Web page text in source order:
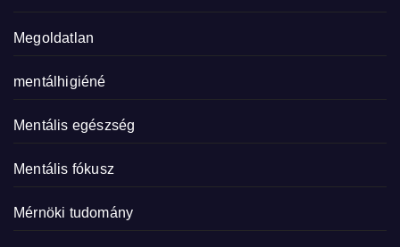
Megoldatlan
mentálhigiéné
Mentális egészség
Mentális fókusz
Mérnöki tudomány